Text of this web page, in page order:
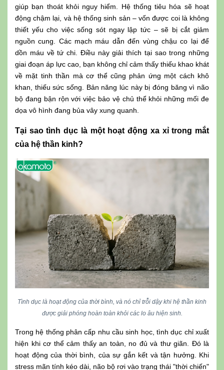
giúp bạn thoát khỏi nguy hiểm. Hệ thống tiêu hóa sẽ hoạt
động chậm lại, và hệ thống sinh sản – vốn được coi là không
thiết yếu cho việc sống sót ngay lập tức – sẽ bị cắt giảm
nguồn cung. Các mạch máu dẫn đến vùng chậu co lại để
dồn máu về tứ chi. Điều này giải thích tại sao trong những
giai đoạn áp lực cao, bạn không chỉ cảm thấy thiếu khao khát
về mặt tinh thần mà cơ thể cũng phản ứng một cách khô
khan, thiếu sức sống. Bản năng lúc này bị đóng băng vì não
bộ đang bận rộn với việc bảo vệ chủ thể khỏi những mối đe
dọa vô hình đang bủa vây xung quanh.
Tại sao tình dục là một hoạt động xa xỉ trong mắt
của hệ thần kinh?
Tình dục là hoạt động của thời bình, và nó chỉ trỗi dậy khi hệ thần kinh
được giải phóng hoàn toàn khỏi các lo âu hiện sinh.
Trong hệ thống phân cấp nhu cầu sinh học, tình dục chỉ xuất
hiện khi cơ thể cảm thấy an toàn, no đủ và thư giãn. Đó là
hoạt động của thời bình, của sự gắn kết và tận hưởng. Khi
stress mãn tính kéo dài, não bộ rơi vào trạng thái "thời chiến"